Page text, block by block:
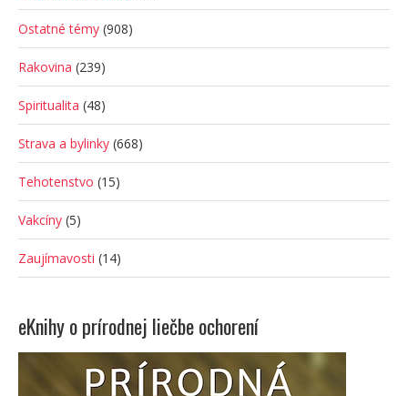
Ostatné témy (908)
Rakovina (239)
Spiritualita (48)
Strava a bylinky (668)
Tehotenstvo (15)
Vakcíny (5)
Zaujímavosti (14)
eKnihy o prírodnej liečbe ochorení